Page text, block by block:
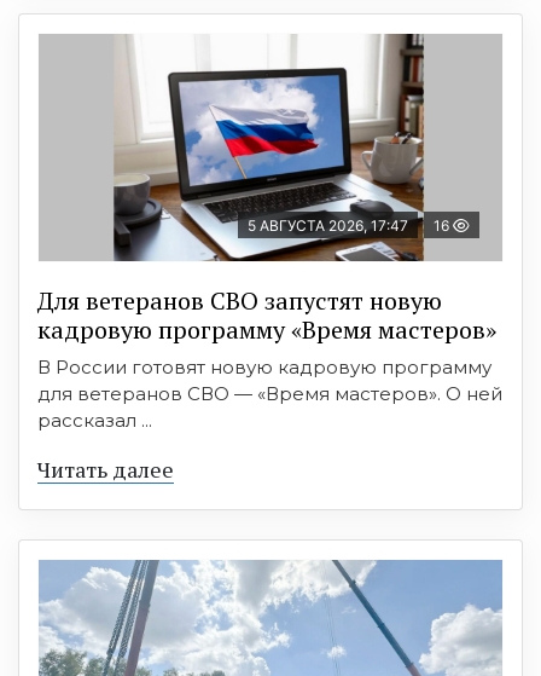
5 АВГУСТА 2026, 17:47 16
Для ветеранов СВО запустят новую
кадровую программу «Время мастеров»
В России готовят новую кадровую программу
для ветеранов СВО — «Время мастеров». О ней
рассказал ...
Читать далее